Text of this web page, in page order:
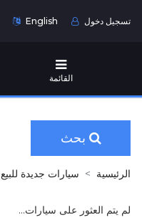
English تسجيل دخول
القائمة
بحث
الرئيسية سيارات جديدة للبيع
لم يتم العثور على سيارات...